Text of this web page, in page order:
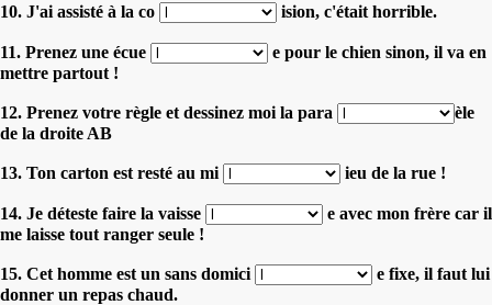
10. J'ai assisté à la co ision, c'était horrible.
11. Prenez une écue
e pour le chien sinon, il va en
mettre partout !
12. Prenez votre règle et dessinez moi la para
èle
de la droite AB
13. Ton carton est resté au mi ieu de la rue !
14. Je déteste faire la vaisse
e avec mon frère car il
me laisse tout ranger seule !
15. Cet homme est un sans domici
e fixe, il faut lui
donner un repas chaud.